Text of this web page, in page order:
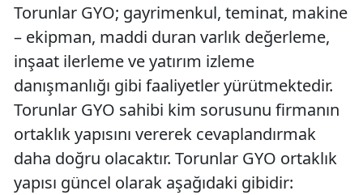
Torunlar GYO; gayrimenkul, teminat, makine
– ekipman, maddi duran varlık değerleme,
inşaat ilerleme ve yatırım izleme
danışmanlığı gibi faaliyetler yürütmektedir.
Torunlar GYO sahibi kim sorusunu firmanın
ortaklık yapısını vererek cevaplandırmak
daha doğru olacaktır. Torunlar GYO ortaklık
yapısı güncel olarak aşağıdaki gibidir: